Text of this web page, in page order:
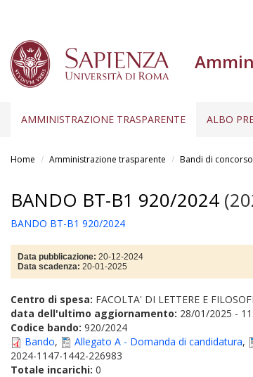
AMMINISTRAZIONE TRASPARENTE ALBO
Home Amministrazione trasparente Bandi di concorso
BANDO BT-B1 920/2024
BANDO BT-B1 920/2024
Data pubblicazione: 20-12-2024
Data scadenza: 20-01-2025
Centro di spesa: FACOLTA' DI LETTERE E
data dell'ultimo aggiornamento: 28/01/2025 -
Codice bando: 920/2024
Bando, Allegato A - Domanda di candidatura,
2024-1147-1442-226983
Totale incarichi: 0